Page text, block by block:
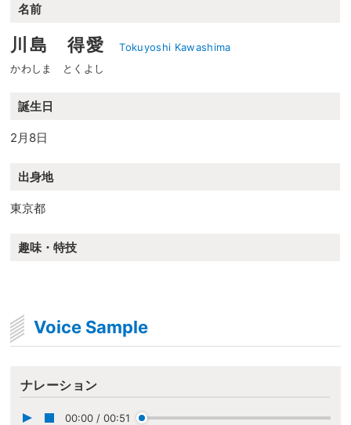
名前
川島 得愛
Tokuyoshi Kawashima
かわしま とくよし
誕生日
2月8日
出身地
東京都
趣味・特技
Voice Sample
ナレーション
00:00 / 00:51